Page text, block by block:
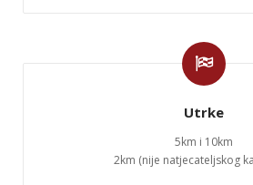
Utrke
5km i 10km
2km (nije natjecateljskog